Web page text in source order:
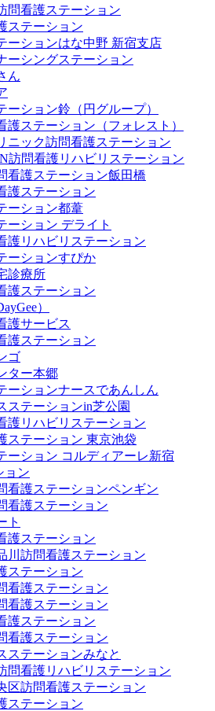
問看護ステーション
ステーション
ーションはな中野 新宿支店
ーシングステーション
ん
ーション鈴（円グループ）
護ステーション（フォレスト）
ニック訪問看護ステーション
訪問看護リハビリステーション
看護ステーション飯田橋
護ステーション
ーション都葦
ーション デライト
護リハビリステーション
ーションすぴか
診療所
護ステーション
）
護サービス
護ステーション
ゴ
ター本郷
ーションナースであんしん
ステーションin芝公園
護リハビリステーション
ステーション 東京池袋
ーション コルディアーレ新宿
ョン
看護ステーションペンギン
看護ステーション
ト
護ステーション
川訪問看護ステーション
ステーション
看護ステーション
看護ステーション
護ステーション
看護ステーション
ステーションみなと
問看護リハビリステーション
区訪問看護ステーション
ステーション